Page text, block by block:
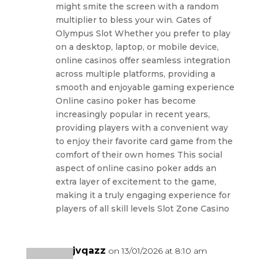
might smite the screen with a random
multiplier to bless your win. Gates of
Olympus Slot Whether you prefer to play
on a desktop, laptop, or mobile device,
online casinos offer seamless integration
across multiple platforms, providing a
smooth and enjoyable gaming experience
Online casino poker has become
increasingly popular in recent years,
providing players with a convenient way
to enjoy their favorite card game from the
comfort of their own homes This social
aspect of online casino poker adds an
extra layer of excitement to the game,
making it a truly engaging experience for
players of all skill levels Slot Zone Casino
sazjvqazz on 13/01/2026 at 8:10 am